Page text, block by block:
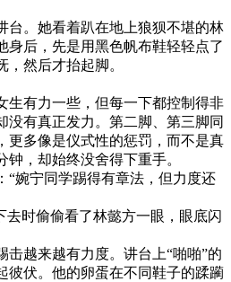
台。她看着趴在地上狼狈不堪的林
身后，先是用黑色帆布鞋轻轻点了
，然后才抬起脚。
生有力一些，但每一下都控制得非
没有真正发力。第二脚、第三脚同
更多像是仪式性的惩罚，而不是真
，却始终没舍得下重手。
“婉宁同学踢得有章法，但力度还
去时偷偷看了林懿方一眼，眼底闪
击越来越有力度。讲台上“啪啪”的
彼伏。他的卵蛋在不同鞋子的蹂躏